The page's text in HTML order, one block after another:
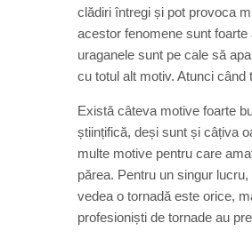
clădiri întregi și pot provoca
acestor fenomene sunt
uraganele sunt pe cale să
cu totul alt motiv. Atunci
Există câteva motive foarte
științifică, deși sunt și câțiva
multe motive pentru care
părea. Pentru un singur
vedea o tornadă este orice,
profesioniști de tornade au